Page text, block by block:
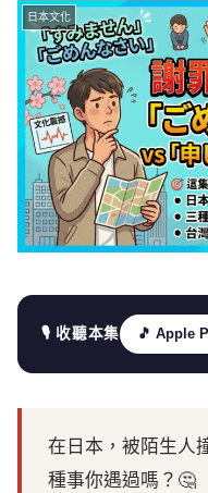
日本文化
🎙️ 收聽本集 🎵 Apple
在日本，被陌生人
種事你遇過嗎？🤔